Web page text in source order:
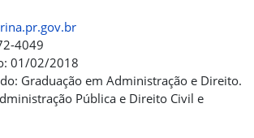
4049
01/02/2018
Graduação em Administração e Direito.
Pública e Direito Civil e